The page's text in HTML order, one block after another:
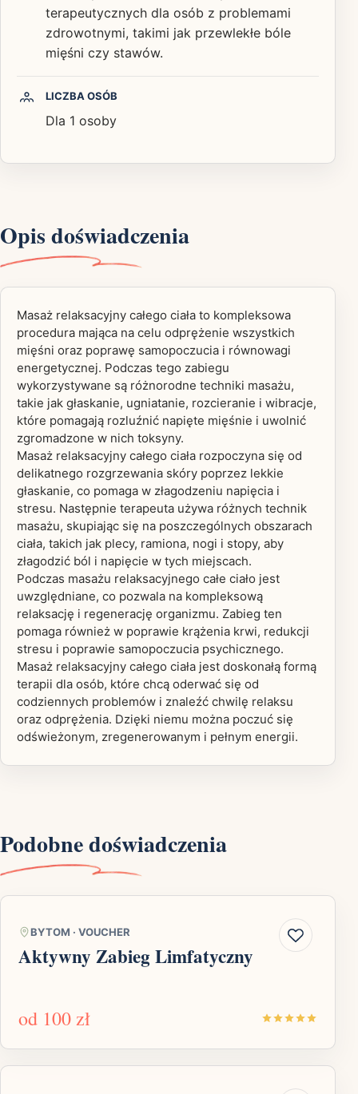
terapeutycznych dla osób z problemami
zdrowotnymi, takimi jak przewlekłe bóle
mięśni czy stawów.
LICZBA OSÓB
Dla 1 osoby
Opis doświadczenia
Masaż relaksacyjny całego ciała to kompleksowa
procedura mająca na celu odprężenie wszystkich
mięśni oraz poprawę samopoczucia i równowagi
energetycznej. Podczas tego zabiegu
wykorzystywane są różnorodne techniki masażu,
takie jak głaskanie, ugniatanie, rozcieranie i wibracje,
które pomagają rozluźnić napięte mięśnie i uwolnić
zgromadzone w nich toksyny.
Masaż relaksacyjny całego ciała rozpoczyna się od
delikatnego rozgrzewania skóry poprzez lekkie
głaskanie, co pomaga w złagodzeniu napięcia i
stresu. Następnie terapeuta używa różnych technik
masażu, skupiając się na poszczególnych obszarach
ciała, takich jak plecy, ramiona, nogi i stopy, aby
złagodzić ból i napięcie w tych miejscach.
Podczas masażu relaksacyjnego całe ciało jest
uwzględniane, co pozwala na kompleksową
relaksację i regenerację organizmu. Zabieg ten
pomaga również w poprawie krążenia krwi, redukcji
stresu i poprawie samopoczucia psychicznego.
Masaż relaksacyjny całego ciała jest doskonałą formą
terapii dla osób, które chcą oderwać się od
codziennych problemów i znaleźć chwilę relaksu
oraz odprężenia. Dzięki niemu można poczuć się
odświeżonym, zregenerowanym i pełnym energii.
Podobne doświadczenia
BYTOM · VOUCHER
Aktywny Zabieg Limfatyczny
od 100 zł